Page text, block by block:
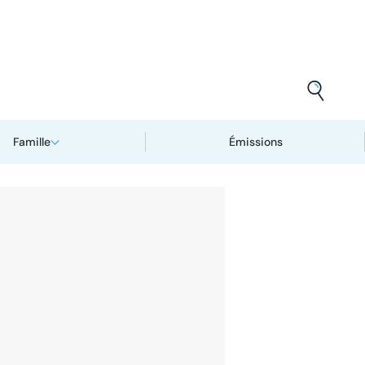
Famille Émissions